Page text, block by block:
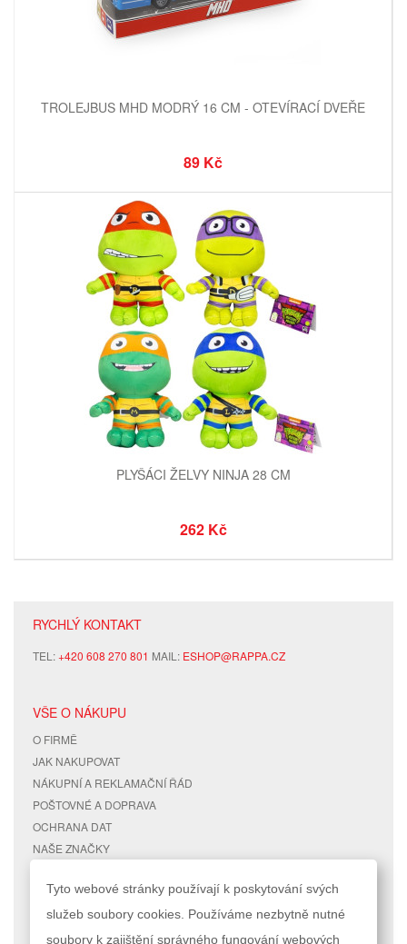
TROLEJBUS MHD MODRÝ 16 CM - OTEVÍRACÍ DVEŘE
89 Kč
PLYŠÁCI ŽELVY NINJA 28 CM
262 Kč
RYCHLÝ KONTAKT
TEL:+420 608 270 801 MAIL: ESHOP@RAPPA.CZ
VŠE O NÁKUPU
O FIRMĚ
JAK NAKUPOVAT
NÁKUPNÍ A REKLAMAČNÍ ŘÁD
POŠTOVNÉ A DOPRAVA
OCHRANA DAT
NAŠE ZNAČKY
RYCHLÉ ODKAZY ÚČET
Tyto webové stránky používají k poskytování svých
služeb soubory cookies. Používáme nezbytně nutné
soubory k zajištění správného fungování webových